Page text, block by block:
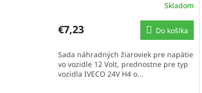
Skladom
€7,23 Do košíka
Sada náhradných žiaroviek pre napätie
vo vozidle 12 Volt, prednostne pre typ
vozidla IVECO 24V H4 o...